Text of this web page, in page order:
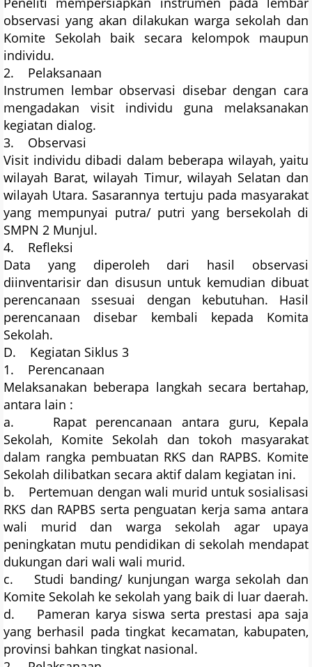
observasi yang akan dilakukan warga sekolah dan
Komite Sekolah baik secara kelompok maupun
individu.
2. Pelaksanaan
Instrumen lembar observasi disebar dengan cara
mengadakan visit individu guna melaksanakan
kegiatan dialog.
3. Observasi
Visit individu dibadi dalam beberapa wilayah, yaitu
wilayah Barat, wilayah Timur, wilayah Selatan dan
wilayah Utara. Sasarannya tertuju pada masyarakat
yang mempunyai putra/ putri yang bersekolah di
SMPN 2 Munjul.
4. Refleksi
Data yang diperoleh dari hasil observasi
diinventarisir dan disusun untuk kemudian dibuat
perencanaan ssesuai dengan kebutuhan. Hasil
perencanaan disebar kembali kepada Komita
Sekolah.
D. Kegiatan Siklus 3
1. Perencanaan
Melaksanakan beberapa langkah secara bertahap,
antara lain :
a. Rapat perencanaan antara guru, Kepala
Sekolah, Komite Sekolah dan tokoh masyarakat
dalam rangka pembuatan RKS dan RAPBS. Komite
Sekolah dilibatkan secara aktif dalam kegiatan ini.
b. Pertemuan dengan wali murid untuk sosialisasi
RKS dan RAPBS serta penguatan kerja sama antara
wali murid dan warga sekolah agar upaya
peningkatan mutu pendidikan di sekolah mendapat
dukungan dari wali wali murid.
c. Studi banding/ kunjungan warga sekolah dan
Komite Sekolah ke sekolah yang baik di luar daerah.
d. Pameran karya siswa serta prestasi apa saja
yang berhasil pada tingkat kecamatan, kabupaten,
provinsi bahkan tingkat nasional.